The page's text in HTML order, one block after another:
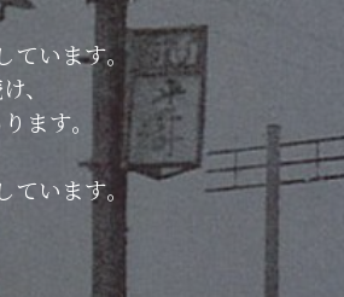
ています。
、
ます。
います。